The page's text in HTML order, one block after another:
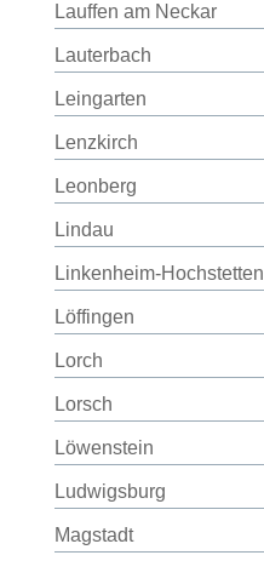
Lauffen am Neckar
Lauterbach
Leingarten
Lenzkirch
Leonberg
Lindau
Linkenheim-Hochstetten
Löffingen
Lorch
Lorsch
Löwenstein
Ludwigsburg
Magstadt